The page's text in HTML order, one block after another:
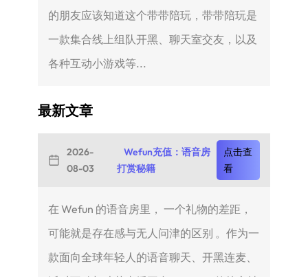
的朋友应该知道这个带带陪玩，带带陪玩是
一款集合线上组队开黑、聊天室交友，以及
各种互动小游戏等...
最新文章
2026-
08-03
Wefun充值：语音房
打赏秘籍
点击查
看
在 Wefun 的语音房里， 一个礼物的差距，
可能就是存在感与无人问津的区别 。作为一
款面向全球年轻人的语音聊天、开黑连麦、